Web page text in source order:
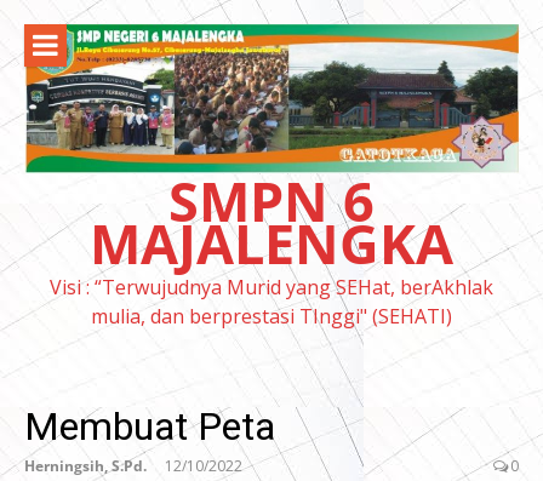
konten
SMPN 6
MAJALENGKA
Visi : “Terwujudnya Murid yang SEHat, berAkhlak
mulia, dan berprestasi TInggi" (SEHATI)
Membuat Peta
Herningsih, S.Pd. 12/10/2022 0